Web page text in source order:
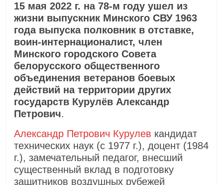
15 мая 2022 г. на 78-м году ушел из
жизни выпускник Минского СВУ 1963
года выпуска полковник в отставке,
воин-интернационалист, член
Минского городского Совета
белорусского общественного
объединения ветеранов боевых
действий на территории других
государств Курулёв Александр
Петрович.
Александр Петрович Курулев кандидат
технических наук (с 1977 г.), доцент (1984
г.), замечательный педагог, внесший
существенный вклад в подготовку
защитников воздушных рубежей